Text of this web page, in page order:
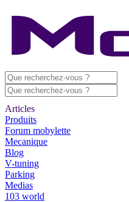
Articles
Produits
Forum mobylette
Mecanique
Blog
V-tuning
Parking
Medias
103 world